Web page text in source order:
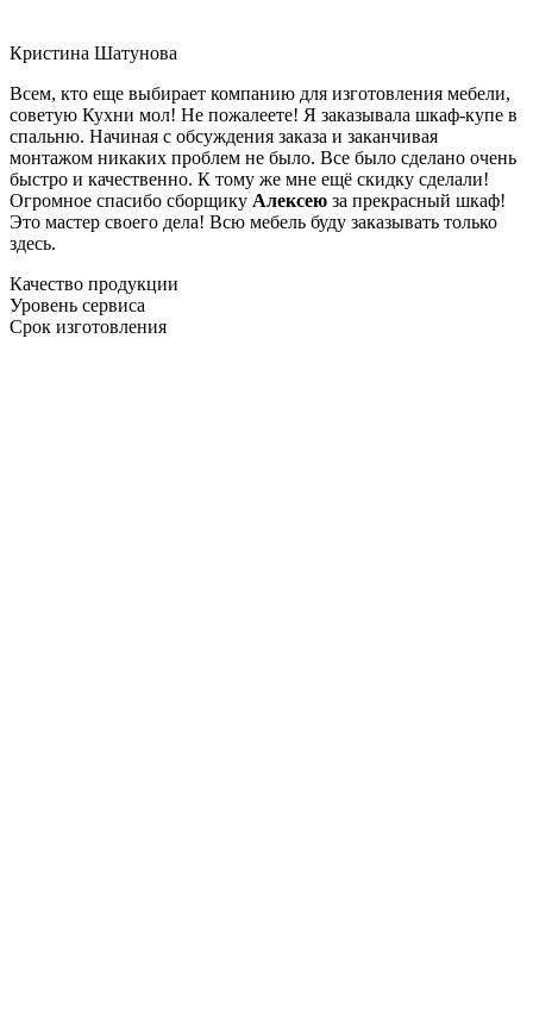
Кристина Шатунова
Всем, кто еще выбирает компанию для изготовления мебели,
советую Кухни мол! Не пожалеете! Я заказывала шкаф-купе в
спальню. Начиная с обсуждения заказа и заканчивая
монтажом никаких проблем не было. Все было сделано очень
быстро и качественно. К тому же мне ещё скидку сделали!
Огромное спасибо сборщику Алексею за прекрасный шкаф!
Это мастер своего дела! Всю мебель буду заказывать только
здесь.
Качество продукции
Уровень сервиса
Срок изготовления